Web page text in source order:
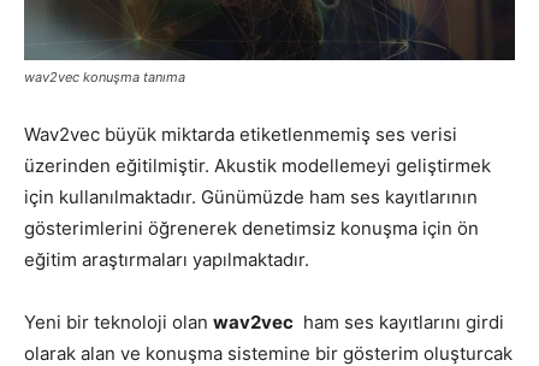
wav2vec konuşma tanıma
Wav2vec büyük miktarda etiketlenmemiş ses verisi
üzerinden eğitilmiştir. Akustik modellemeyi geliştirmek
için kullanılmaktadır. Günümüzde ham ses kayıtlarının
gösterimlerini öğrenerek denetimsiz konuşma için ön
eğitim araştırmaları yapılmaktadır.
Yeni bir teknoloji olan wav2vec ham ses kayıtlarını girdi
olarak alan ve konuşma sistemine bir gösterim oluşturcak